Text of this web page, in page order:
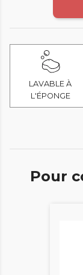
LAVABLE À
L'ÉPONGE
Pour